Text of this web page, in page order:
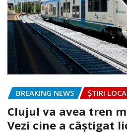
BREAKING NEWS ȘTIRI
Clujul va avea tren
Vezi cine a câștigat